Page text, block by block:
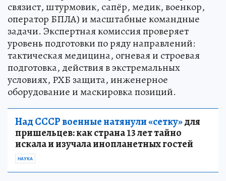
связист, штурмовик, сапёр, медик, военкор,
оператор БПЛА) и масштабные командные
задачи. Экспертная комиссия проверяет
уровень подготовки по ряду направлений:
тактическая медицина, огневая и строевая
подготовка, действия в экстремальных
условиях, РХБ защита, инженерное
оборудование и маскировка позиций.
Над СССР военные натянули «сетку»для
пришельцев: как страна 13 лет тайно
искала и изучала инопланетных гостей
НАУКА